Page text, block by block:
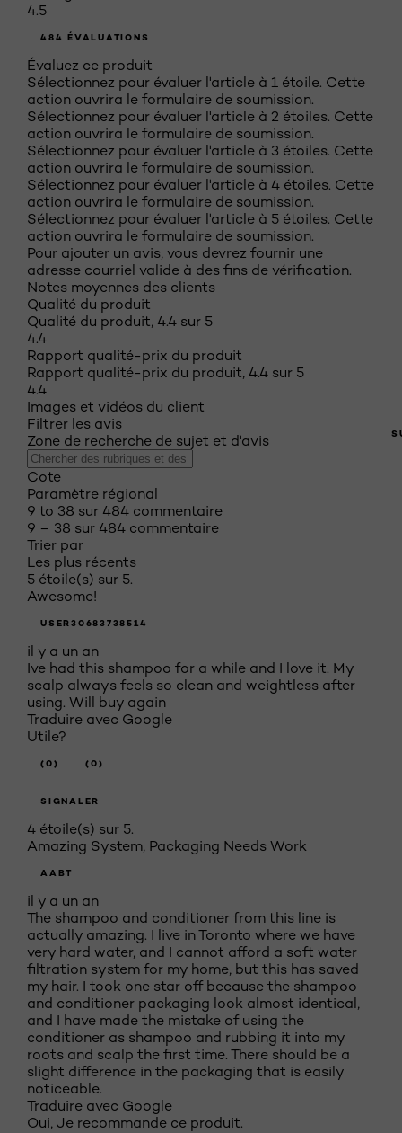
4.5
484 ÉVALUATIONS
Évaluez ce produit
Sélectionnez pour évaluer l'article à 1 étoile. Cette
action ouvrira le formulaire de soumission.
Sélectionnez pour évaluer l'article à 2 étoiles. Cette
action ouvrira le formulaire de soumission.
Sélectionnez pour évaluer l'article à 3 étoiles. Cette
action ouvrira le formulaire de soumission.
Sélectionnez pour évaluer l'article à 4 étoiles. Cette
action ouvrira le formulaire de soumission.
Sélectionnez pour évaluer l'article à 5 étoiles. Cette
action ouvrira le formulaire de soumission.
Pour ajouter un avis, vous devrez fournir une
adresse courriel valide à des fins de vérification.
Notes moyennes des clients
Qualité du produit
Qualité du produit, 4.4 sur 5
4.4
Rapport qualité-prix du produit
Rapport qualité-prix du produit, 4.4 sur 5
4.4
Images et vidéos du client
Filtrer les avis
Zone de recherche de sujet et d'avis
Cote
Paramètre régional
9 to 38 sur 484 commentaire
9 – 38 sur 484 commentaire
Trier par
Les plus récents
5 étoile(s) sur 5.
Awesome!
USER30683738514
il y a un an
Ive had this shampoo for a while and I love it. My
scalp always feels so clean and weightless after
using. Will buy again
Traduire avec Google
Utile?
(0) (0)
SIGNALER
4 étoile(s) sur 5.
Amazing System, Packaging Needs Work
AABT
il y a un an
The shampoo and conditioner from this line is
actually amazing. I live in Toronto where we have
very hard water, and I cannot afford a soft water
filtration system for my home, but this has saved
my hair. I took one star off because the shampoo
and conditioner packaging look almost identical,
and I have made the mistake of using the
conditioner as shampoo and rubbing it into my
roots and scalp the first time. There should be a
slight difference in the packaging that is easily
noticeable.
Traduire avec Google
Oui, Je recommande ce produit.